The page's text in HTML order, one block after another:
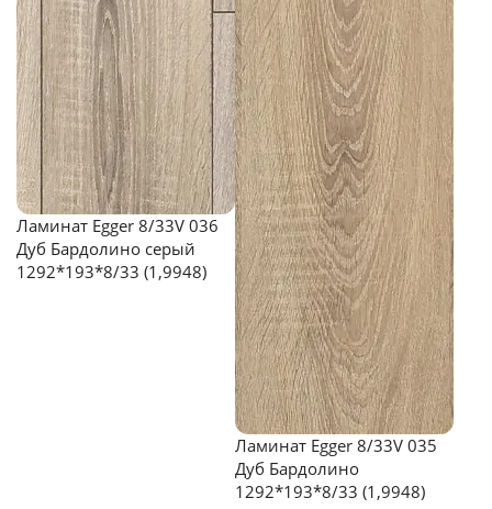
Ламинат Egger 8/33V 036
Дуб Бардолино серый
1292*193*8/33 (1,9948)
Ламинат Egger 8/33V 035
Дуб Бардолино
1292*193*8/33 (1,9948)